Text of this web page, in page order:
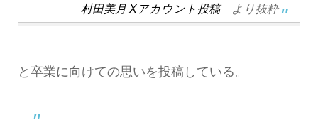
村田美月 Xアカウント投稿より抜粋
と卒業に向けての思いを投稿している。